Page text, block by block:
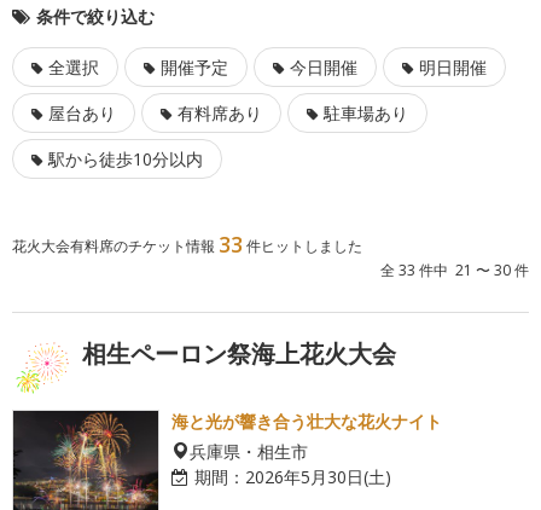
条件で絞り込む
全選択 開催予定 今日開催
明日開催
屋台あり
有料席あり
駐車場あり
駅から徒歩10分以内
花火大会有料席のチケット情報 33 件ヒットしました
全 33 件中 21 〜 30 件
相生ペーロン祭海上花火大会
海と光が響き合う壮大な花火ナイト
兵庫県・相生市
期間： 2026年5月30日(土)